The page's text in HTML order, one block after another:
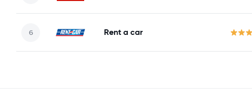
Rent a car